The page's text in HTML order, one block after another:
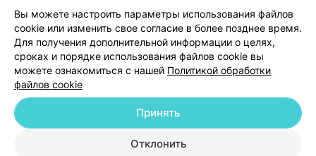
Обработка персональных данных
© 2026 ООО «Артокс Лаб», УНП 191700409
| 220012, Республика Беларусь,
Вы можете настроить параметры использования файлов
cookie или изменить свое согласие в более позднее время.
Для получения дополнительной информации о целях,
сроках и порядке использования файлов cookie вы
можете ознакомиться с нашей Политикой обработки
файлов cookie
Отклонить
Принять